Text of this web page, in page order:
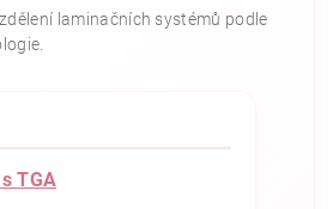
laminačních systémů podle
TGA